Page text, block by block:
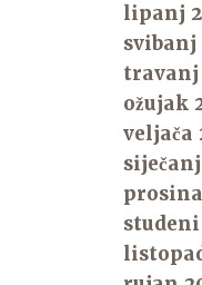
lipanj
svibanj
travanj
ožujak
veljača
siječanj
studeni